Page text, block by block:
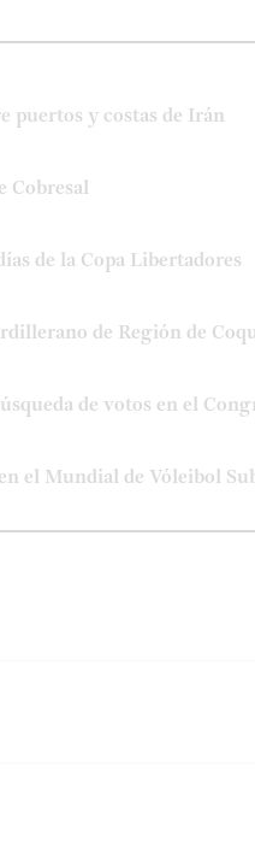
puertos y costas de Irán
de la Copa Libertadores
de Región de
de votos en el
el Mundial de Vóleibol